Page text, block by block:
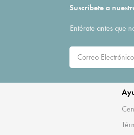
Suscríbete a
Entérate antes que